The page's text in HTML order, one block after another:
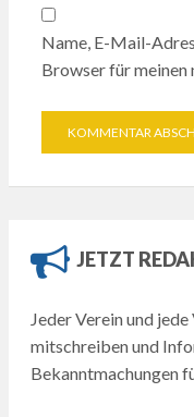
Name, E-Mail-
Browser für meinen
JETZT
Jeder Verein und
mitschreiben und
Bekanntmachungen